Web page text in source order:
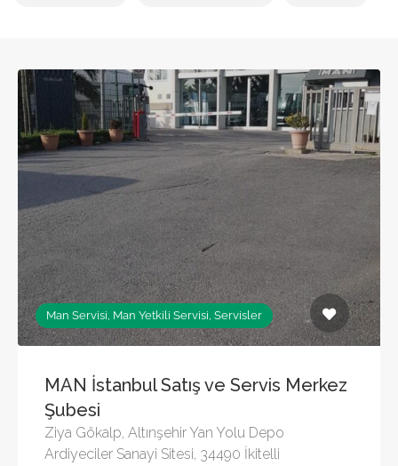
Man Servisi, Man Yetkili Servisi, Servisler
MAN İstanbul Satış ve Servis Merkez
Şubesi
Ziya Gökalp, Altınşehir Yan Yolu Depo
Ardiyeciler Sanayi Sitesi, 34490 İkitelli